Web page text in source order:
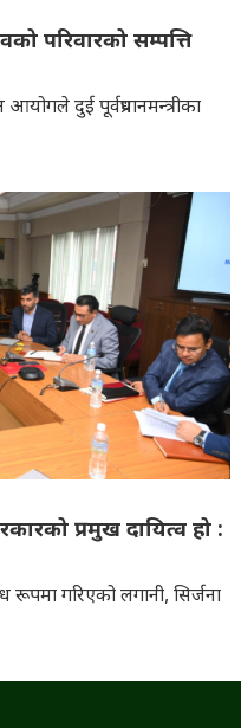
परिवारको सम्पत्ति
दुई पूर्वप्रधानमन्त्रीका
प्रमुख दायित्व हो :
रूपमा गरिएको लगानी, सिर्जना